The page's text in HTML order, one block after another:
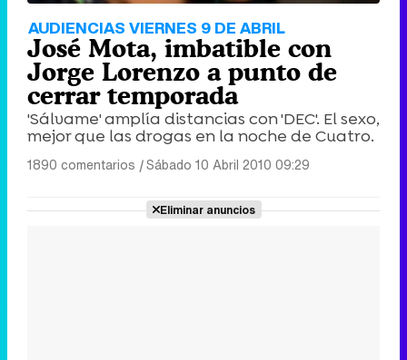
AUDIENCIAS VIERNES 9 DE ABRIL
José Mota, imbatible con
Jorge Lorenzo a punto de
cerrar temporada
'Sálvame' amplía distancias con 'DEC'. El sexo,
mejor que las drogas en la noche de Cuatro.
1890 comentarios |Sábado 10 Abril 2010 09:29
Eliminar anuncios